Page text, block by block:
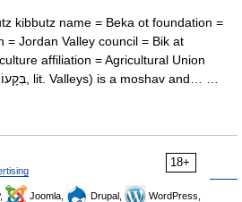
kibbutz name = Beka ot foundation =
= Jordan Valley council = Bik at
affiliation = Agricultural Union
website = Beka ot ( he. בְּקָעוֹת, lit. Valleys) is a moshav and… …
18+
Joomla, Drupal,
WordPress,